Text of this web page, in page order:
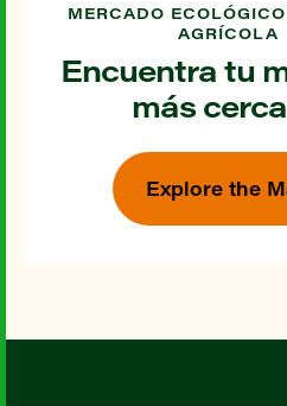
MERCADO
AGRÍCOLA
Encuentra tu
más
Explore the